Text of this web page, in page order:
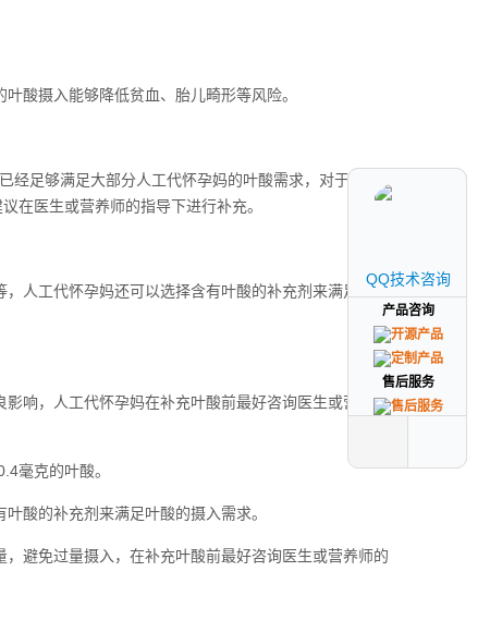
酸摄入能够降低贫血、胎儿畸形等风险。
足够满足大部分人工代怀孕妈的叶酸需求，对于某些特
在医生或营养师的指导下进行补充。
人工代怀孕妈还可以选择含有叶酸的补充剂来满足叶酸
响，人工代怀孕妈在补充叶酸前最好咨询医生或营养师
毫克的叶酸。
酸的补充剂来满足叶酸的摄入需求。
避免过量摄入，在补充叶酸前最好咨询医生或营养师的
QQ技术咨询
产品咨询
售后服务
QQ技术咨询
产品咨询
售后服务